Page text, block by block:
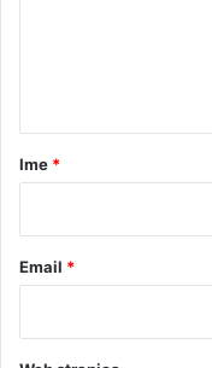
l
k
rIme *
Email *